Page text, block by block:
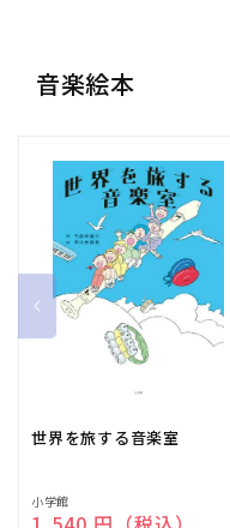
音楽絵本
世界を旅する音楽室
販
小学館